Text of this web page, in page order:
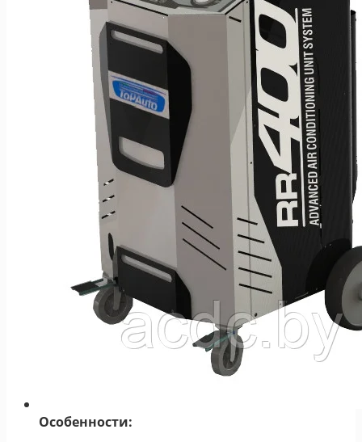
Особенности: